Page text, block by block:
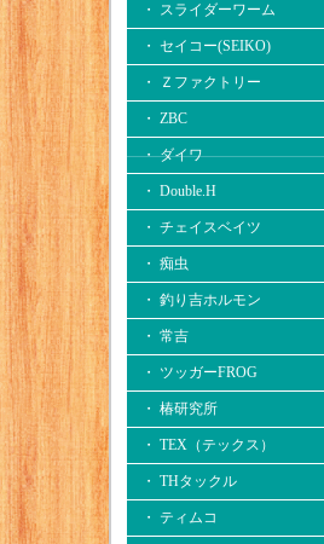
・ スライダーワーム
・ セイコー(SEIKO)
・ Ｚファクトリー
・ ZBC
・ ダイワ
・ Double.H
・ チェイスベイツ
・ 痴虫
・ 釣り吉ホルモン
・ 常吉
・ ツッガーFROG
・ 椿研究所
・ TEX（テックス）
・ THタックル
・ ティムコ